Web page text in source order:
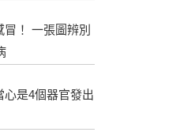
！ 一張圖辨別
心是4個器官發出